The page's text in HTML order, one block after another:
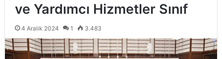
ve Yardımcı Hizmetler Sınıf
4 Aralık 2024 1 3.483